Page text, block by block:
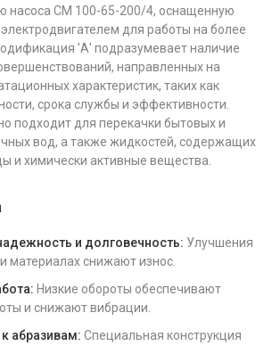
насоса СМ 100-65-200/4, оснащенную
для работы на более
'А' подразумевает наличие
направленных на
характеристик, таких как
срока службы и эффективности.
подходит для перекачки бытовых и
вод, а также жидкостей, содержащих
и химически активные вещества.
и долговечность: Улучшения
материалах снижают износ.
Низкие обороты обеспечивают
и снижают вибрации.
абразивам: Специальная конструкция